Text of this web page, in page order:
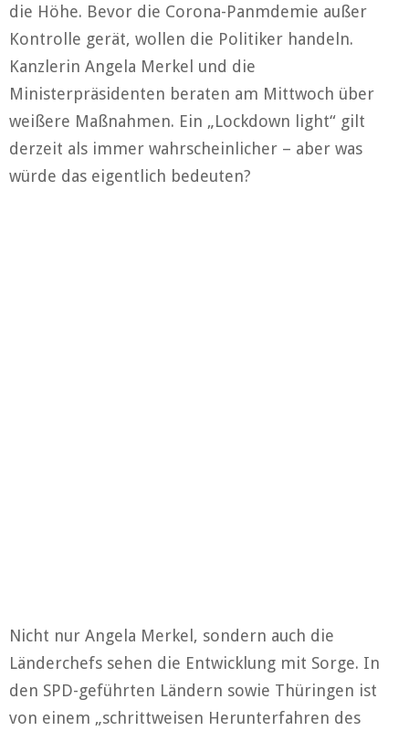
die Höhe. Bevor die Corona-Panmdemie außer
Kontrolle gerät, wollen die Politiker handeln.
Kanzlerin Angela Merkel und die
Ministerpräsidenten beraten am Mittwoch über
weißere Maßnahmen. Ein „Lockdown light“ gilt
derzeit als immer wahrscheinlicher – aber was
würde das eigentlich bedeuten?
Nicht nur Angela Merkel, sondern auch die
Länderchefs sehen die Entwicklung mit Sorge. In
den SPD-geführten Ländern sowie Thüringen ist
von einem „schrittweisen Herunterfahren des